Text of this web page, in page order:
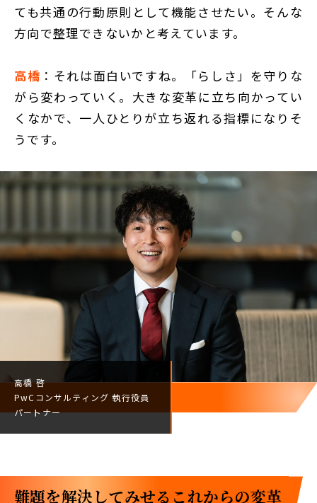
ても共通の行動原則として機能させたい。そんな
方向で整理できないかと考えています。
高橋 ：それは面白いですね。「らしさ」を守りな
がら変わっていく。大きな変革に立ち向かってい
くなかで、一人ひとりが立ち返れる指標になりそ
うです。
高橋 啓
PwCコンサルティング執行役員
パートナー
難題を解決してみせる――これからの変革